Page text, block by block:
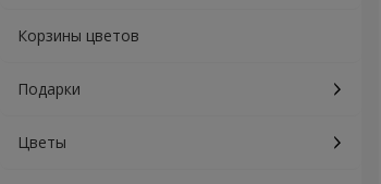
Корзины цветов
Подарки
Цветы